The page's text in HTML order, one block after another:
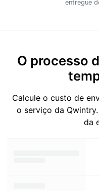
entregue
O processo
Calcule o custo de
o serviço da
da